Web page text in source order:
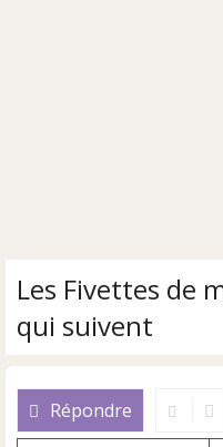
Les Fivettes de
qui suivent
Répondre